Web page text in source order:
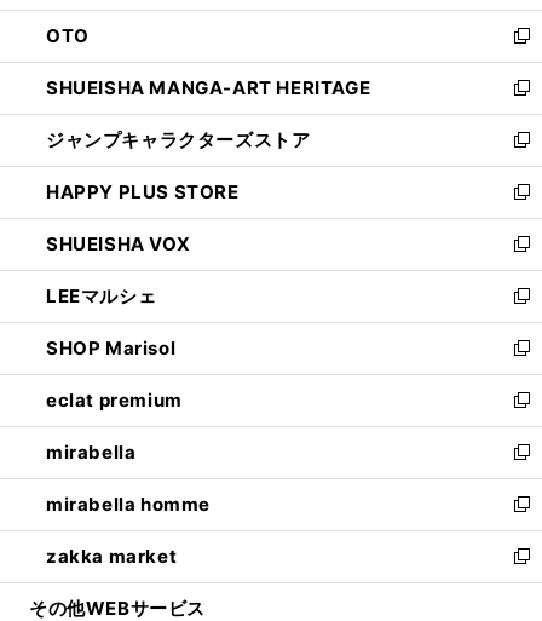
ウ
で
開
く
ン
ド
ウ
で
開
く
OTO
新
し
い
ウ
ィ
ン
ド
ウ
で
開
く
SHUEISHA MANGA-ART HERITAGE
新
し
い
ウ
ィ
ン
ド
ウ
で
開
く
ジャンプキャラクターズストア
新
し
い
ウ
ィ
ン
ド
ウ
で
開
く
HAPPY PLUS STORE
新
し
い
ウ
ィ
ン
ド
ウ
で
開
く
SHUEISHA VOX
新
し
い
ウ
ィ
ン
ド
ウ
で
開
く
LEEマルシェ
新
し
い
ウ
ィ
ン
ド
ウ
で
開
く
SHOP Marisol
新
し
い
ウ
ィ
ン
ド
ウ
で
開
eclat premium
新
し
い
ウ
ィ
ン
ド
ウ
mirabella
新
し
い
ウ
ィ
ン
mirabella homme
新
し
い
ウ
zakka market
新
し
その他WEBサービス